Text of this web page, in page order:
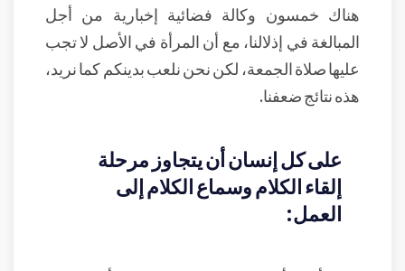
هناك خمسون وكالة فضائية إخبارية من أجل
المبالغة في إذلالنا، مع أن المرأة في الأصل لا تجب
عليها صلاة الجمعة، لكن نحن نلعب بدينكم كما نريد،
هذه نتائج ضعفنا.
على كل إنسان أن يتجاوز مرحلة
إلقاء الكلام وسماع الكلام إلى
العمل: